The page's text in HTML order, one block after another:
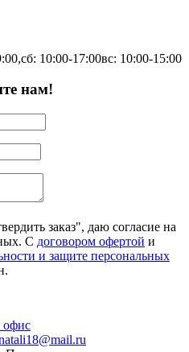
сб: 10:00-17:00вс: 10:00-15:00
нам!
заказ", даю согласие на
С договором офертой и
и защите персональных
офис